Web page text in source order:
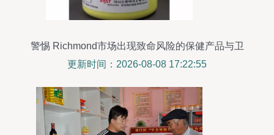
警惕 Richmond市场出现致命风险的保健产品与卫
生用品
更新时间：2026-08-08 17:22:55